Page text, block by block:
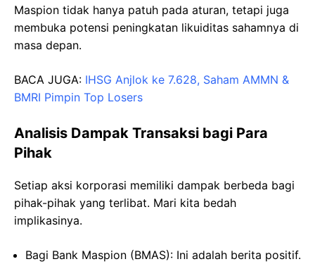
Maspion tidak hanya patuh pada aturan, tetapi juga
membuka potensi peningkatan likuiditas sahamnya di
masa depan.
BACA JUGA: IHSG Anjlok ke 7.628, Saham AMMN &
BMRI Pimpin Top Losers
Analisis Dampak Transaksi bagi Para
Pihak
Setiap aksi korporasi memiliki dampak berbeda bagi
pihak-pihak yang terlibat. Mari kita bedah
implikasinya.
Bagi Bank Maspion (BMAS): Ini adalah berita positif.